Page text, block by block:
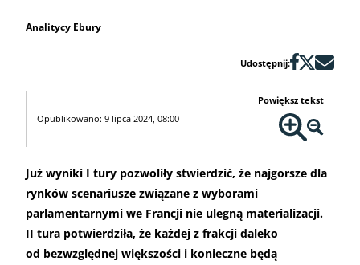
Analitycy Ebury
Udostępnij:
Opublikowano: 9 lipca 2024, 08:00
Powiększ tekst
Już wyniki I tury pozwoliły stwierdzić, że najgorsze dla
rynków scenariusze związane z wyborami
parlamentarnymi we Francji nie ulegną materializacji.
II tura potwierdziła, że każdej z frakcji daleko
od bezwzględnej większości i konieczne będą